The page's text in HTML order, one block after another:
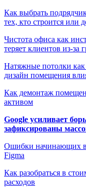
Как выбрать
тех, кто строится или
Чистота офиса как
теряет клиентов из-за
Натяжные потолки
дизайн помещения
Как демонтаж
активом
Google усиливает
зафиксированы
Ошибки начинающих
Figma
Как разобраться в
расходов